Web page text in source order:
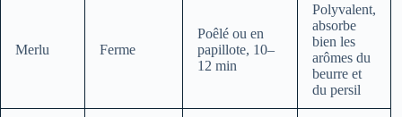
Merlu Ferme
Poêlé ou en
papillote, 10–
12 min
Polyvalent,
absorbe
bien les
arômes du
beurre et
du persil